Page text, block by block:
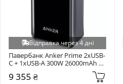
Відправка через 4 дні
Павербанк Anker Prime 2xUSB-
C + 1xUSB-A 300W 26000mAh
9 355 ₴